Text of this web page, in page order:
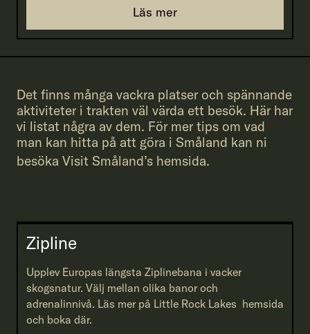
Läs mer
Det finns många vackra platser och spännande
aktiviteter i trakten väl värda ett besök. Här har
vi listat några av dem. För mer tips om vad
man kan hitta på att göra i Småland kan ni
besöka Visit Småland’s hemsida.
Zipline
Upplev Europas längsta Ziplinebana i vacker
skogsnatur. Välj mellan olika banor och
adrenalinnivå. Läs mer på Little Rock Lakes hemsida
och boka där.